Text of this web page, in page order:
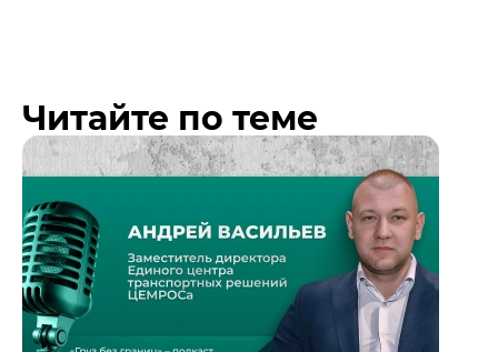
Читайте по теме